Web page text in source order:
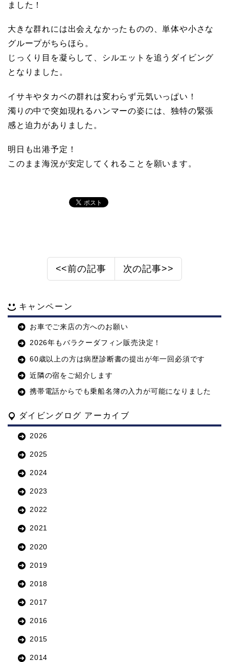
リ
ン
サ
ー
ました！
大きな群れには出会えなかったものの、単体や小さな
グループがちらほら。
じっくり目を凝らして、シルエットを追うダイビング
となりました。
イサキやタカベの群れは変わらず元気いっぱい！
濁りの中で突如現れるハンマーの姿には、独特の緊張
感と迫力がありました。
明日も出港予定！
このまま海況が安定してくれることを願います。
<<前の記事 次の記事>>
キャンペーン
お車でご来店の方へのお願い
2026年もバラクーダフィン販売決定！
60歳以上の方は病歴診断書の提出が年一回必須です
近隣の宿をご紹介します
携帯電話からでも乗船名簿の入力が可能になりました
ダイビングログ アーカイブ
2026
2025
2024
2023
2022
2021
2020
2019
2018
2017
2016
2015
2014